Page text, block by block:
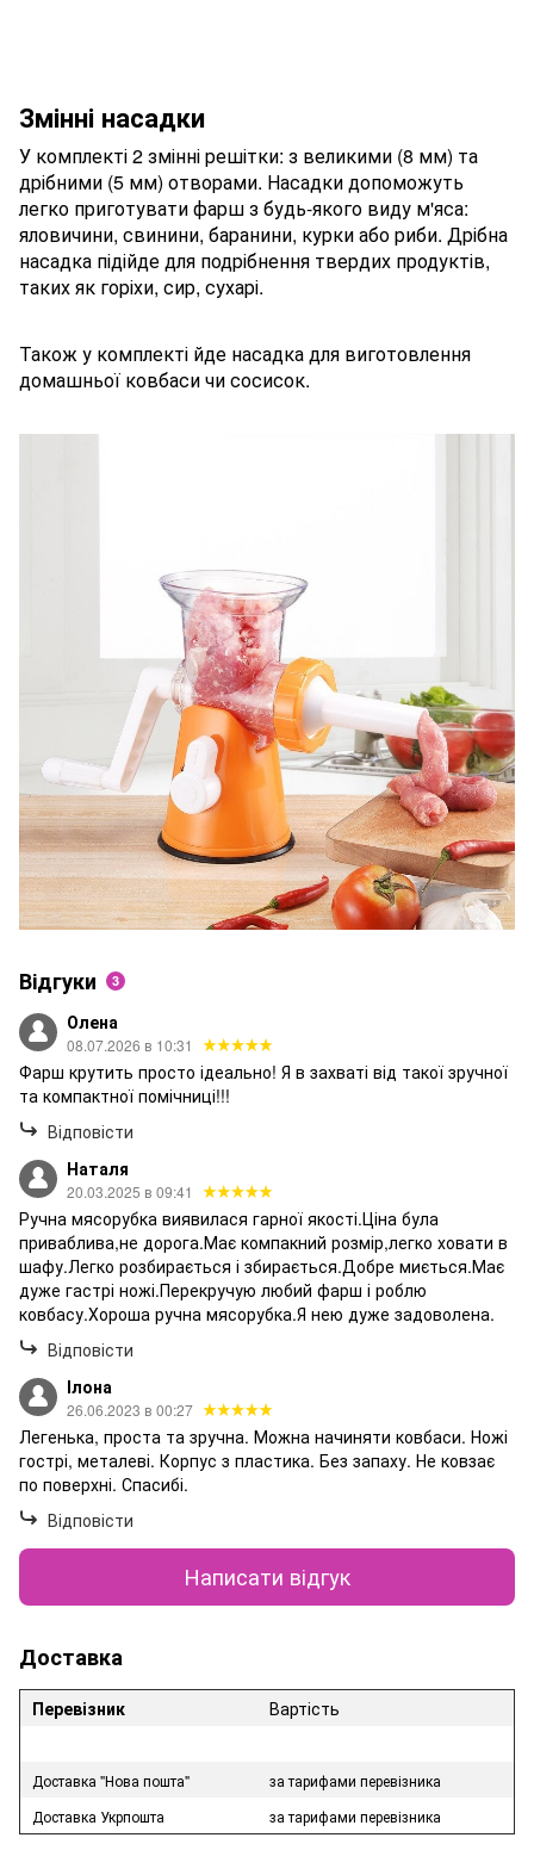
Змінні насадки
У комплекті 2 змінні решітки: з великими (8 мм) та
дрібними (5 мм) отворами. Насадки допоможуть
легко приготувати фарш з будь-якого виду м'яса:
яловичини, свинини, баранини, курки або риби. Дрібна
насадка підійде для подрібнення твердих продуктів,
таких як горіхи, сир, сухарі.
Також у комплекті йде насадка для виготовлення
домашньої ковбаси чи сосисок.
Відгуки 3
Олена
08.07.2026 в 10:31
Фарш крутить просто ідеально! Я в захваті від такої зручної
та компактної помічниці!!!
Відповісти
Наталя
20.03.2025 в 09:41
Ручна мясорубка виявилася гарної якості.Ціна була
приваблива,не дорога.Має компакний розмір,легко ховати в
шафу.Легко розбирається і збирається.Добре миється.Має
дуже гастрі ножі.Перекручую любий фарш і роблю
ковбасу.Хороша ручна мясорубка.Я нею дуже задоволена.
Відповісти
Ілона
26.06.2023 в 00:27
Легенька, проста та зручна. Можна начиняти ковбаси. Ножі
гострі, металеві. Корпус з пластика. Без запаху. Не ковзає
по поверхні. Спасибі.
Відповісти
Написати відгук
Доставка
Перевізник Вартість
Доставка "Нова пошта"
за тарифами перевізника
Доставка Укрпошта
за тарифами перевізника